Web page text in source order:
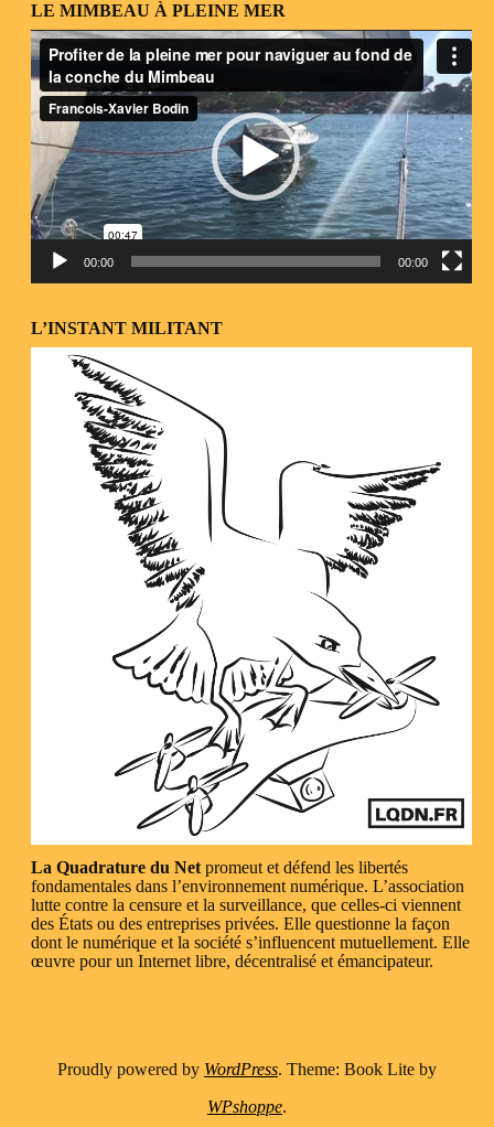
LE MIMBEAU À PLEINE MER
Lecteur
vidéo
00:00 00:00
L’INSTANT MILITANT
La Quadrature du Net promeut et défend les libertés
fondamentales dans l’environnement numérique. L’association
lutte contre la censure et la surveillance, que celles-ci viennent
des États ou des entreprises privées. Elle questionne la façon
dont le numérique et la société s’influencent mutuellement. Elle
œuvre pour un Internet libre, décentralisé et émancipateur.
Proudly powered by WordPress. Theme: Book Lite by
WPshoppe.